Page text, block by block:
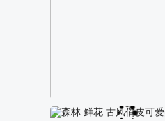
阿尔卑斯山区自然风景